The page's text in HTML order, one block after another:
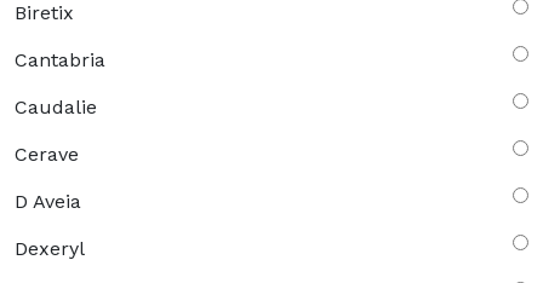
Biretix
Cantabria
Caudalie
Cerave
D Aveia
Dexeryl